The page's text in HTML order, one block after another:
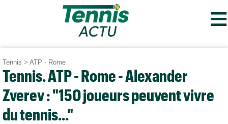
≡
Tennis > ATP - Rome
Tennis. ATP - Rome - Alexander
Zverev : "150 joueurs peuvent vivre
du tennis..."